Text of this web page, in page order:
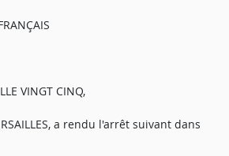
VINGT CINQ,
a rendu l'arrêt suivant dans